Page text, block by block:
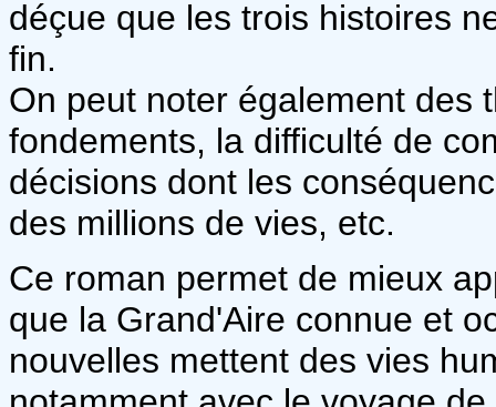
déçue que les trois histoires
fin.
On peut noter également des
fondements, la difficulté de
décisions dont les
des millions de vies, etc.
Ce roman permet de mieux
que la Grand'Aire connue et
nouvelles mettent des vies